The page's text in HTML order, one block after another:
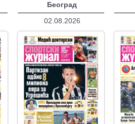
Београд
02.08.2026